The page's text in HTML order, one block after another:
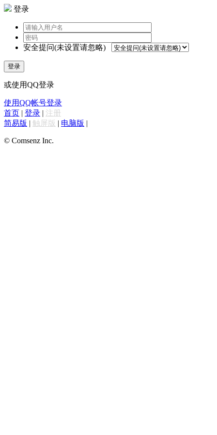
登录
安全提问(未设置请忽略)
登录
或使用QQ登录
使用QQ帐号登录
首页 | 登录 | 注册
简易版 | 触屏版 | 电脑版 |
© Comsenz Inc.